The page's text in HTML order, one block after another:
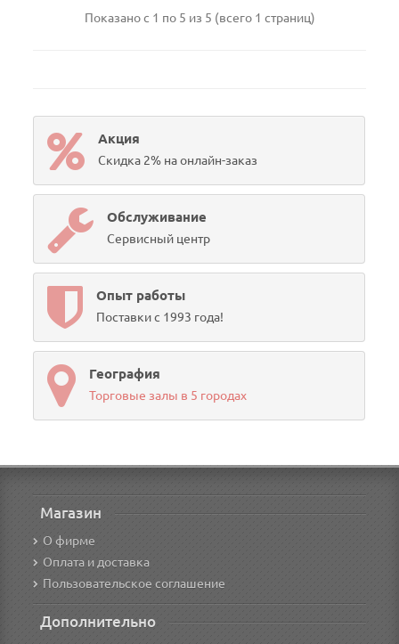
Показано с 1 по 5 из 5 (всего 1 страниц)
Акция
Скидка 2% на онлайн-заказ
Обслуживание
Сервисный центр
Опыт работы
Поставки с 1993 года!
География
Торговые залы в 5 городах
Магазин
О фирме
Оплата и доставка
Пользовательское соглашение
Дополнительно